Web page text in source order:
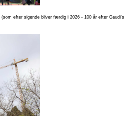
(som efter sigende bliver færdig i 2026 - 100 år efter Gaudi's